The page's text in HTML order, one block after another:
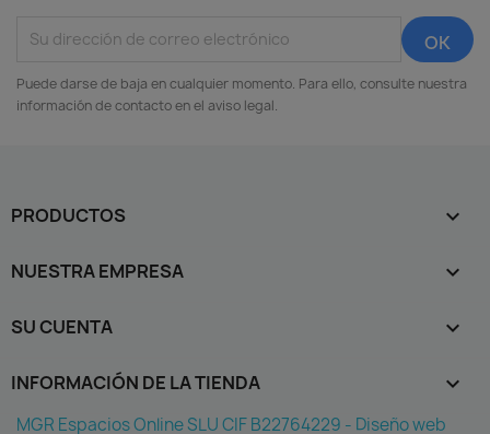
Puede darse de baja en cualquier momento. Para ello, consulte nuestra
información de contacto en el aviso legal.
PRODUCTOS 
NUESTRA EMPRESA 
SU CUENTA 
INFORMACIÓN DE LA TIENDA keyboard_arrow_down
MGR Espacios Online SLU CIF B22764229 - Diseño web